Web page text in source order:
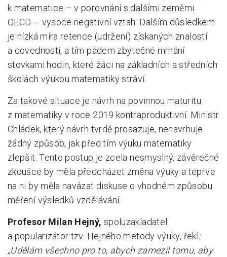
k matematice – v porovnání s dalšími zeměmi
OECD – vysoce negativní vztah. Dalším důsledkem
je nízká míra retence (udržení) získaných znalostí
a dovedností, a tím pádem zbytečné mrhání
stovkami hodin, které žáci na základních a středních
školách výukou matematiky stráví.
Za takové situace je návrh na povinnou maturitu
z matematiky v roce 2019 kontraproduktivní. Ministr
Chládek, který návrh tvrdě prosazuje, nenavrhuje
žádný způsob, jak před tím výuku matematiky
zlepšit. Tento postup je zcela nesmyslný, závěrečné
zkoušce by měla předcházet změna výuky a teprve
na ni by měla navázat diskuse o vhodném způsobu
měření výsledků vzdělávání.
Profesor Milan Hejný, spoluzakladatel
a popularizátor tzv. Hejného metody výuky, řekl :
„Udělám všechno pro to, abych zamezil tomu, aby